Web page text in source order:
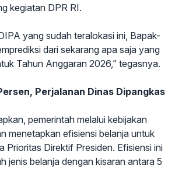
kegiatan DPR RI.
yang sudah teralokasi ini, Bapak-
dari sekarang apa saja yang
Tahun Anggaran 2026,” tegasnya.
Perjalanan Dinas Dipangkas
pemerintah melalui kebijakan
menetapkan efisiensi belanja untuk
Prioritas Direktif Presiden. Efisiensi ini
jenis belanja dengan kisaran antara 5